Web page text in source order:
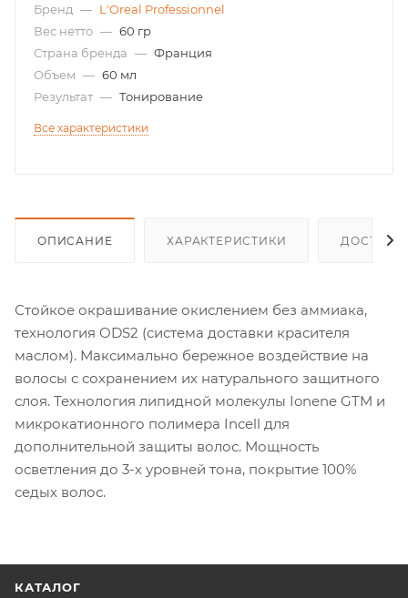
Бренд — L'Oreal Professionnel
Вес нетто — 60 гр
Страна бренда — Франция
Объем — 60 мл
Результат — Тонирование
Все характеристики
ОПИСАНИЕ ХАРАКТЕРИСТИКИ
Стойкое окрашивание окислением без аммиака,
технология ODS2 (система доставки красителя
маслом). Максимально бережное воздействие на
волосы с сохранением их натурального защитного
слоя. Технология липидной молекулы Ionene GTM и
микрокатионного полимера Incell для
дополнительной защиты волос. Мощность
осветления до 3-х уровней тона, покрытие 100%
седых волос.
КАТАЛОГ